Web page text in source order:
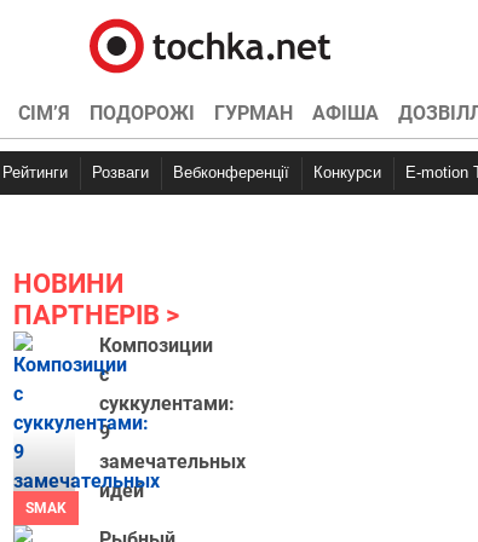
СІМ’Я ПОДОРОЖІ ГУРМАН АФІША
Рейтинги Розваги Вебконференції Конкурси E-motion
НОВИНИ
ПАРТНЕРІВ
SMAK
Композиции
с
суккулентами:
9
замечательных
идей